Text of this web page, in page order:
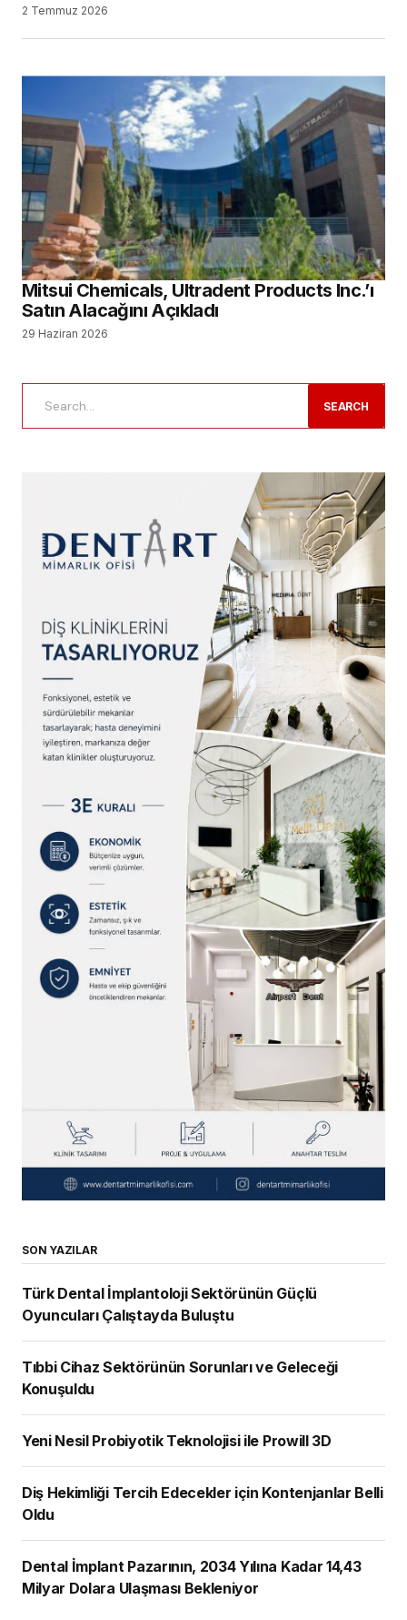
2 Temmuz 2026
Mitsui Chemicals, Ultradent Products Inc.’ı
Satın Alacağını Açıkladı
29 Haziran 2026
SEARCH
SON YAZILAR
Türk Dental İmplantoloji Sektörünün Güçlü
Oyuncuları Çalıştayda Buluştu
Tıbbi Cihaz Sektörünün Sorunları ve Geleceği
Konuşuldu
Yeni Nesil Probiyotik Teknolojisi ile Prowill 3D
Diş Hekimliği Tercih Edecekler için Kontenjanlar Belli
Oldu
Dental İmplant Pazarının, 2034 Yılına Kadar 14,43
Milyar Dolara Ulaşması Bekleniyor